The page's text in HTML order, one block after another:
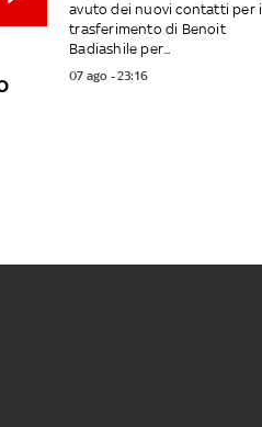
avuto dei nuovi contatti per il
trasferimento di Benoit
Badiashile per...
07 ago - 23:16